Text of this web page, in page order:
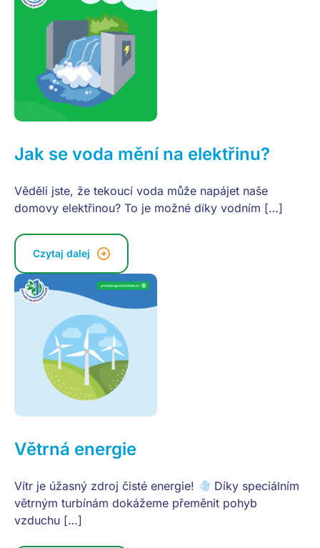
Jak se voda mění na elektřinu?
Věděli jste, že tekoucí voda může napájet naše
domovy elektřinou? To je možné díky vodním […]
Czytaj dalej
Větrná energie
Vítr je úžasný zdroj čisté energie!
Díky speciálním
větrným turbínám dokážeme přeměnit pohyb
vzduchu […]